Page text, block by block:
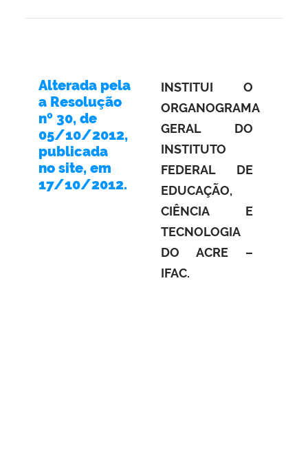
Alterada pela
a Resolução
nº 30, de
05/10/2012,
publicada
no site, em
17/10/2012.
INSTITUI O
ORGANOGRAMA
GERAL DO
INSTITUTO
FEDERAL DE
EDUCAÇÃO,
CIÊNCIA E
TECNOLOGIA
DO ACRE –
IFAC.